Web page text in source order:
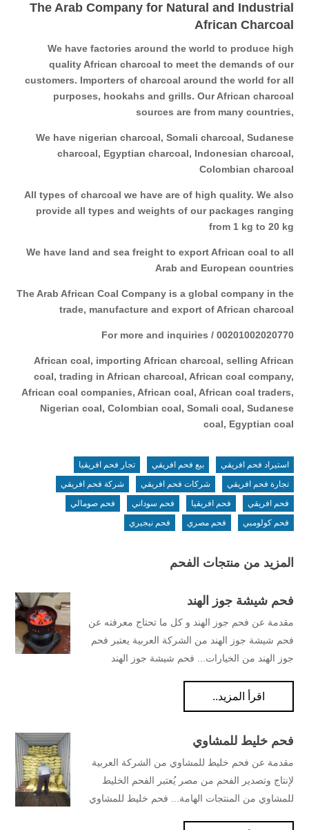
The Arab Company for Natural and Industrial
African Charcoal
We have factories around the world to produce high
quality African charcoal to meet the demands of our
customers. Importers of charcoal around the world for all
purposes, hookahs and grills. Our African charcoal
sources are from many countries,
We have nigerian charcoal, Somali charcoal, Sudanese
charcoal, Egyptian charcoal, Indonesian charcoal,
Colombian charcoal
All types of charcoal we have are of high quality. We also
provide all types and weights of our packages ranging
from 1 kg to 20 kg
We have land and sea freight to export African coal to all
Arab and European countries
The Arab African Coal Company is a global company in the
trade, manufacture and export of African charcoal
For more and inquiries / 00201002020770
African coal, importing African charcoal, selling African
coal, trading in African charcoal, African coal company,
African coal companies, African coal, African coal traders,
Nigerian coal, Colombian coal, Somali coal, Sudanese
coal, Egyptian coal
استيراد فحم افريقي بيع فحم افريقي
تجار فحم افريقيا
تجارة فحم افريقي
شركات فحم افريقي
شركة فحم افريقي
فحم افريقي
فحم افريقيا فحم سوداني
فحم صومالي
فحم كولومبي
فحم مصري فحم نيجيري
المزيد من منتجات الفحم
فحم شيشة جوز الهند
مقدمة عن فحم جوز الهند و كل ما تحتاج معرفته عن
فحم شيشة جوز الهند من الشركة العربية يعتبر فحم
جوز الهند من الخيارات... فحم شيشة جوز الهند
اقرأ المزيد..
فحم خليط للمشاوي
مقدمة عن فحم خليط للمشاوي من الشركة العربية
لإنتاج وتصدير الفحم من مصر يُعتبر الفحم الخليط
للمشاوي من المنتجات الهامة... فحم خليط للمشاوي